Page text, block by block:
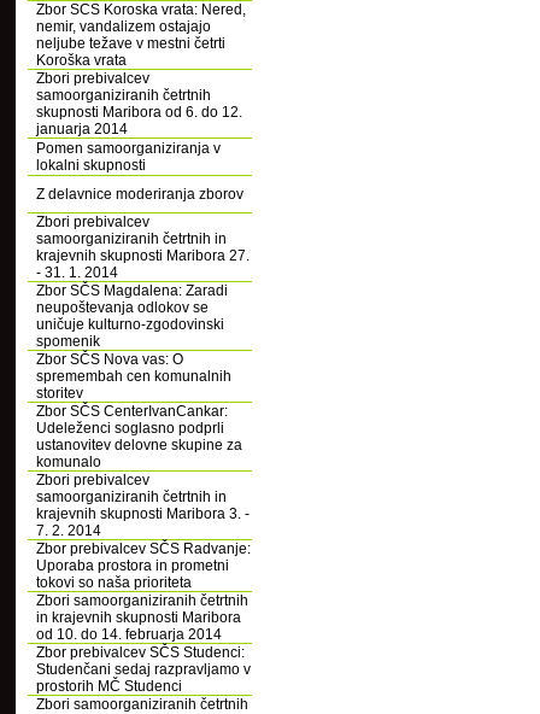
Zbor SCS Koroska vrata: Nered,
nemir, vandalizem ostajajo
neljube težave v mestni četrti
Koroška vrata
Zbori prebivalcev
samoorganiziranih četrtnih
skupnosti Maribora od 6. do 12.
januarja 2014
Pomen samoorganiziranja v
lokalni skupnosti
Z delavnice moderiranja zborov
Zbori prebivalcev
samoorganiziranih četrtnih in
krajevnih skupnosti Maribora 27.
- 31. 1. 2014
Zbor SČS Magdalena: Zaradi
neupoštevanja odlokov se
uničuje kulturno-zgodovinski
spomenik
Zbor SČS Nova vas: O
spremembah cen komunalnih
storitev
Zbor SČS CenterIvanCankar:
Udeleženci soglasno podprli
ustanovitev delovne skupine za
komunalo
Zbori prebivalcev
samoorganiziranih četrtnih in
krajevnih skupnosti Maribora 3. -
7. 2. 2014
Zbor prebivalcev SČS Radvanje:
Uporaba prostora in prometni
tokovi so naša prioriteta
Zbori samoorganiziranih četrtnih
in krajevnih skupnosti Maribora
od 10. do 14. februarja 2014
Zbor prebivalcev SČS Studenci:
Studenčani sedaj razpravljamo v
prostorih MČ Studenci
Zbori samoorganiziranih četrtnih